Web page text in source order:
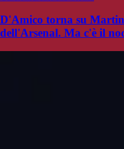
D'Amico torna su
dell'Arsenal. Ma c'è il